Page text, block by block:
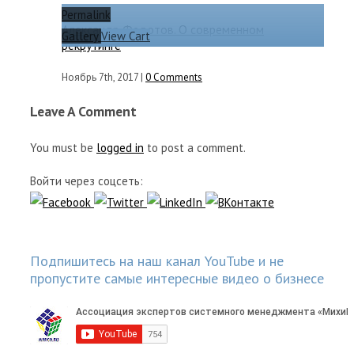
Permalink
GalleryView Cart
Александр Федотов. О современном
рекрутинге
Ноябрь 7th, 2017 | 0 Comments
Leave A Comment
You must be logged in to post a comment.
Войти через соцсеть:
Подпишитесь на наш канал YouTube и не
пропустите самые интересные видео о бизнесе